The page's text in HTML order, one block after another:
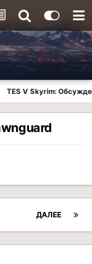
TES V Skyrim:
ДАЛЕЕ